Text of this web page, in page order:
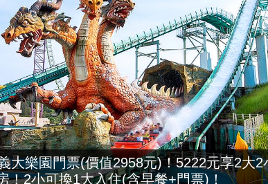
大樂園門票(價值2958元)！5222元享2大2
！2小可換1大入住(含早餐+門票)！